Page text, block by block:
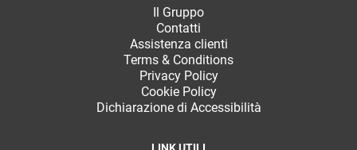
Il Gruppo
Contatti
Assistenza clienti
Terms & Conditions
Privacy Policy
Cookie Policy
Dichiarazione di Accessibilità